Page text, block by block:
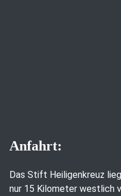
Anfahrt:
Das Stift Heiligenkreuz
nur 15 Kilometer westlich